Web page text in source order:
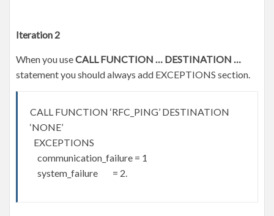
Iteration 2
When you useCALL FUNCTION … DESTINATION …
statement you should always add EXCEPTIONS section.
CALL FUNCTION ‘RFC_PING’ DESTINATION
‘NONE’
EXCEPTIONS
communication_failure = 1
system_failure = 2.